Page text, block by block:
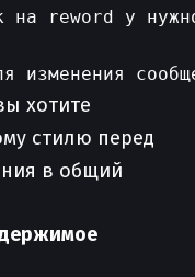
reword у
хотите
стилю перед
в общий